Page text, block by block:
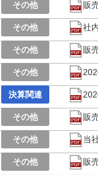
販
社
販
販
当
販